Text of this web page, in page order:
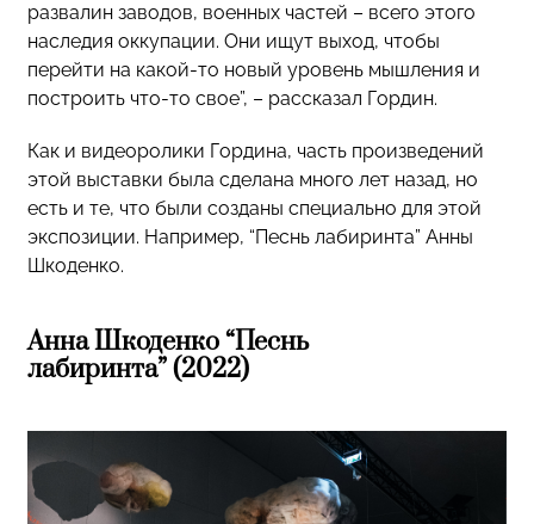
развалин заводов, военных частей – всего этого
наследия оккупации. Они ищут выход, чтобы
перейти на какой-то новый уровень мышления и
построить что-то свое”, – рассказал Гордин.
Как и видеоролики Гордина, часть произведений
этой выставки была сделана много лет назад, но
есть и те, что были созданы специально для этой
экспозиции. Например, “Песнь лабиринта” Анны
Шкоденко.
Анна Шкоденко “Песнь
лабиринта” (2022)